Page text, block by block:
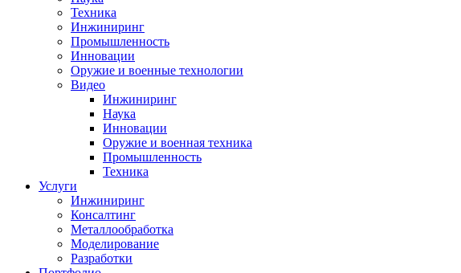
Техника
Инжиниринг
Промышленность
Инновации
Оружие и военные технологии
Видео
Инжиниринг
Наука
Инновации
Оружие и военная техника
Промышленность
Техника
Услуги
Инжиниринг
Консалтинг
Металлообработка
Моделирование
Разработки